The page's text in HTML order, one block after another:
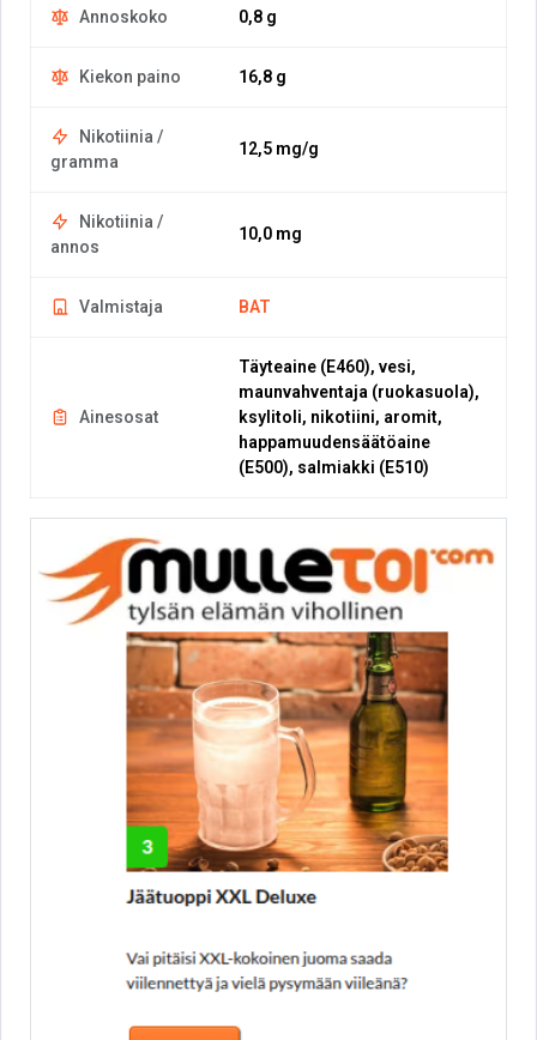
Annoskoko 0,8 g
Kiekon paino 16,8 g
Nikotiinia /
gramma
12,5 mg/g
Nikotiinia /
annos
10,0 mg
Valmistaja BAT
Ainesosat
Täyteaine (E460), vesi,
maunvahventaja (ruokasuola),
ksylitoli, nikotiini, aromit,
happamuudensäätöaine
(E500), salmiakki (E510)